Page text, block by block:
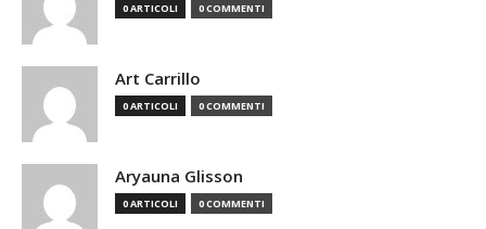
0 ARTICOLI 0 COMMENTI
Art Carrillo
0 ARTICOLI 0 COMMENTI
Aryauna Glisson
0 ARTICOLI 0 COMMENTI